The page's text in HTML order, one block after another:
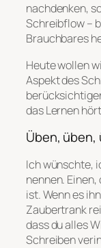
nachdenken,
Schreibflow –
Brauchbares
Heute wollen
Aspekt des
das Lernen
Üben, üben,
Ich wünschte,
nennen.
ist. Wenn es
Zaubertrank
dass du alles
Schreiben